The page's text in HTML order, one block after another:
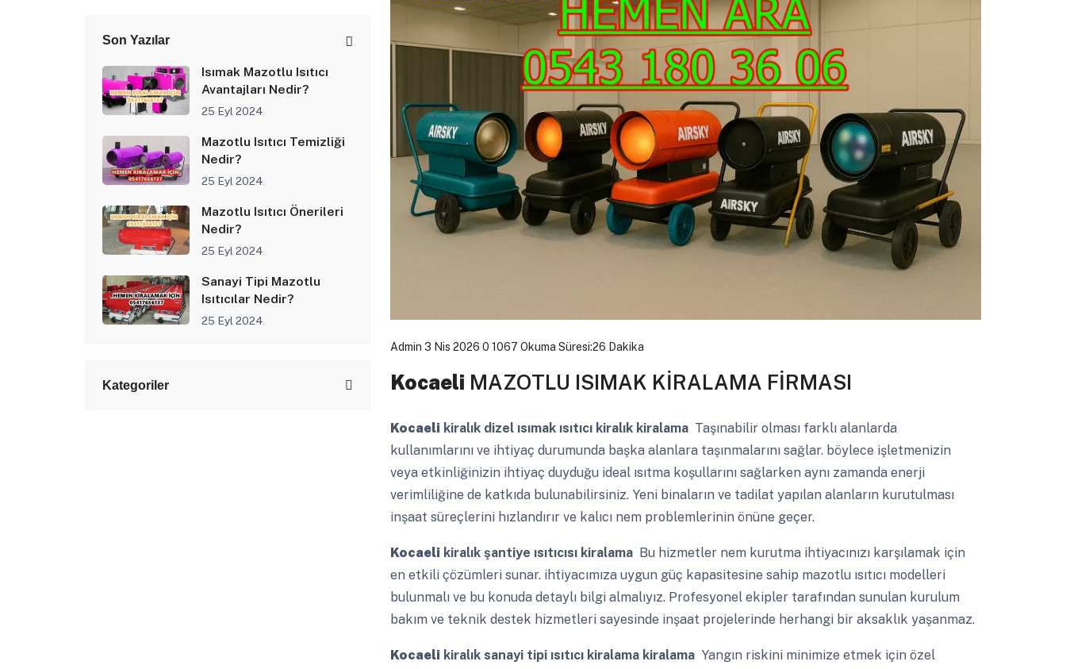
Son Yazılar
Isımak Mazotlu Isıtıcı
Avantajları Nedir?
25 Eyl 2024
Mazotlu Isıtıcı Temizliği
Nedir?
25 Eyl 2024
Mazotlu Isıtıcı Önerileri
Nedir?
25 Eyl 2024
Sanayi Tipi Mazotlu
Isıtıcılar Nedir?
25 Eyl 2024
Kategoriler
Admin 3 Nis 2026 0 1067 Okuma Süresi:26 Dakika
Kocaeli MAZOTLU ISIMAK KİRALAMA FİRMASI
Kocaeli kiralık dizel ısımak ısıtıcı kiralık kiralama Taşınabilir olması farklı alanlarda
kullanımlarını ve ihtiyaç durumunda başka alanlara taşınmalarını sağlar. böylece işletmenizin
veya etkinliğinizin ihtiyaç duyduğu ideal ısıtma koşullarını sağlarken aynı zamanda enerji
verimliliğine de katkıda bulunabilirsiniz. Yeni binaların ve tadilat yapılan alanların kurutulması
inşaat süreçlerini hızlandırır ve kalıcı nem problemlerinin önüne geçer.
Kocaeli kiralık şantiye ısıtıcısı kiralama Bu hizmetler nem kurutma ihtiyacınızı karşılamak için
en etkili çözümleri sunar. ihtiyacımıza uygun güç kapasitesine sahip mazotlu ısıtıcı modelleri
bulunmalı ve bu konuda detaylı bilgi almalıyız. Profesyonel ekipler tarafından sunulan kurulum
bakım ve teknik destek hizmetleri sayesinde inşaat projelerinde herhangi bir aksaklık yaşanmaz.
Kocaeli kiralık sanayi tipi ısıtıcı kiralama kiralama Yangın riskini minimize etmek için özel